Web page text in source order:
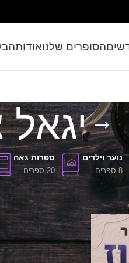
הסופרים שלנואודות
יגאל
נוער וילדים
8 ספרים
ספרות גאה
20 ספרים
“יגאל צור”